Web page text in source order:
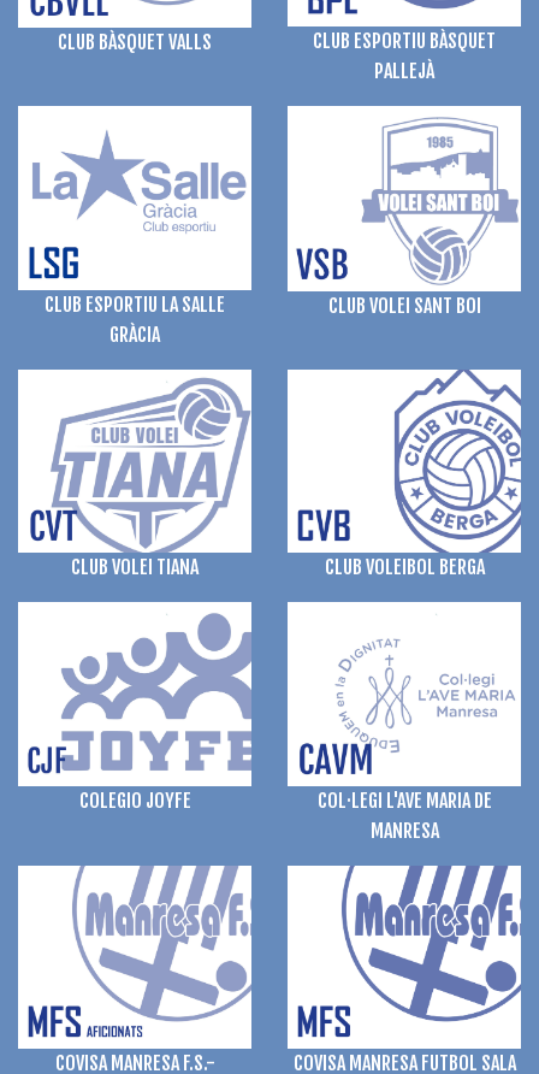
CLUB BÀSQUET VALLS
CLUB ESPORTIU BÀSQUET
PALLEJÀ
CLUB ESPORTIU LA SALLE
GRÀCIA
CLUB VOLEI SANT BOI
CLUB VOLEI TIANA CLUB VOLEIBOL BERGA
COLEGIO JOYFE
COL·LEGI L'AVE MARIA DE
MANRESA
COVISA MANRESA F.S.- COVISA MANRESA FUTBOL SALA